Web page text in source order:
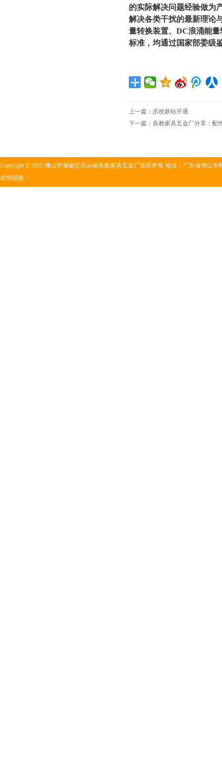
的实际解决问题经验做为
解决各类干扰的最新理论
量转换装置、DC浪涌能
标准，均通过国家部委级
上一篇： 庆祝新站开通
下一篇： 良教家具五金厂分享：配
Copyright © 2015 佛山市顺德区乐从镇良教家具五金厂版权所有 地址：广东省佛山市
友情链接：